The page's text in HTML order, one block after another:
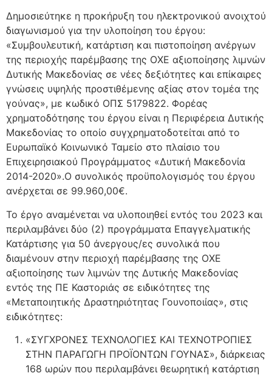
Δημοσιεύτηκε η προκήρυξη του ηλεκτρονικού ανοιχτού
διαγωνισμού για την υλοποίηση του έργου:
«Συμβουλευτική, κατάρτιση και πιστοποίηση ανέργων
της περιοχής παρέμβασης της ΟΧΕ αξιοποίησης λιμνών
Δυτικής Μακεδονίας σε νέες δεξιότητες και επίκαιρες
γνώσεις υψηλής προστιθέμενης αξίας στον τομέα της
γούνας», με κωδικό ΟΠΣ 5179822. Φορέας
χρηματοδότησης του έργου είναι η Περιφέρεια Δυτικής
Μακεδονίας το οποίο συγχρηματοδοτείται από το
Ευρωπαϊκό Κοινωνικό Ταμείο στο πλαίσιο του
Επιχειρησιακού Προγράμματος «Δυτική Μακεδονία
2014-2020».Ο συνολικός προϋπολογισμός του έργου
ανέρχεται σε 99.960,00€.
Το έργο αναμένεται να υλοποιηθεί εντός του 2023 και
περιλαμβάνει δύο (2) προγράμματα Επαγγελματικής
Κατάρτισης για 50 άνεργους/ες συνολικά που
διαμένουν στην περιοχή παρέμβασης της ΟΧΕ
αξιοποίησης των λιμνών της Δυτικής Μακεδονίας
εντός της ΠΕ Καστοριάς σε ειδικότητες της
«Μεταποιητικής Δραστηριότητας Γουνοποιίας», στις
ειδικότητες:
«ΣΥΓΧΡΟΝΕΣ ΤΕΧΝΟΛΟΓΙΕΣ ΚΑΙ ΤΕΧΝΟΤΡΟΠΙΕΣ
ΣΤΗΝ ΠΑΡΑΓΩΓΗ ΠΡΟΪΟΝΤΩΝ ΓΟΥΝΑΣ», διάρκειας
168 ωρών που περιλαμβάνει θεωρητική κατάρτιση